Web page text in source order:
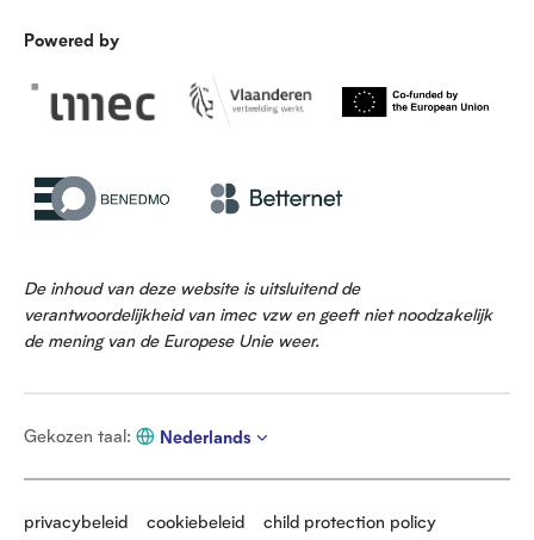
Powered by
De inhoud van deze website is uitsluitend de
verantwoordelijkheid van imec vzw en geeft niet noodzakelijk
de mening van de Europese Unie weer.
Gekozen taal:
G
k
z
Nederlands
privacybeleid cookiebeleid child protection policy